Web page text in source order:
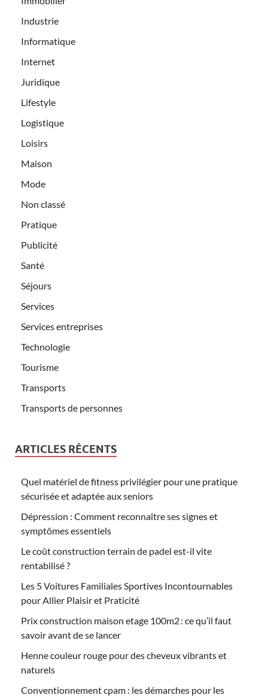
Industrie
Informatique
Internet
Juridique
Lifestyle
Logistique
Loisirs
Maison
Mode
Non classé
Pratique
Publicité
Santé
Séjours
Services
Services entreprises
Technologie
Tourisme
Transports
Transports de personnes
ARTICLES RÉCENTS
Quel matériel de fitness privilégier pour une pratique
sécurisée et adaptée aux seniors
Dépression : Comment reconnaître ses signes et
symptômes essentiels
Le coût construction terrain de padel est-il vite
rentabilisé ?
Les 5 Voitures Familiales Sportives Incontournables
pour Allier Plaisir et Praticité
Prix construction maison etage 100m2 : ce qu’il faut
savoir avant de se lancer
Henne couleur rouge pour des cheveux vibrants et
naturels
Conventionnement cpam : les démarches pour les